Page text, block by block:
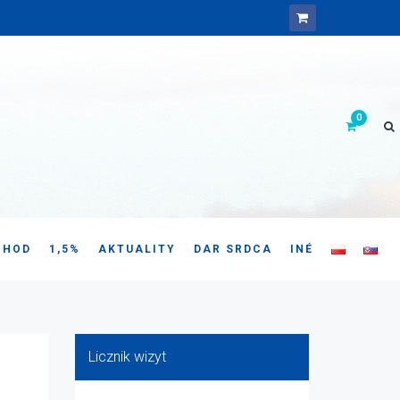
1,5% AKTUALITY DAR SRDCA INÉ
Licznik wizyt